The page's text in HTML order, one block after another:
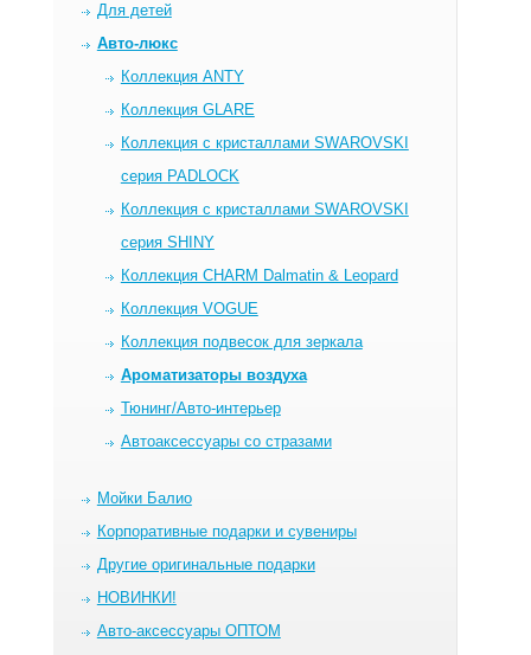
Для детей
Авто-люкс
Коллекция ANTY
Коллекция GLARE
Коллекция c кристаллами SWAROVSKI
серия PADLOCK
Коллекция c кристаллами SWAROVSKI
серия SHINY
Коллекция CHARM Dalmatin & Leopard
Коллекция VOGUE
Коллекция подвесок для зеркала
Ароматизаторы воздуха
Тюнинг/Авто-интерьер
Автоаксессуары со стразами
Мойки Балио
Корпоративные подарки и сувениры
Другие оригинальные подарки
НОВИНКИ!
Авто-аксессуары ОПТОМ